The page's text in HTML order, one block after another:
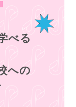
べる
への